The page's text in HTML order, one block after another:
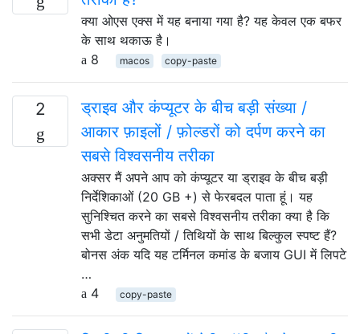
क्या ओएस एक्स में यह बनाया गया है? यह केवल एक बफर
के साथ थकाऊ है।
8
macos copy-paste
2
ड्राइव और कंप्यूटर के बीच बड़ी संख्या /
आकार फ़ाइलों / फ़ोल्डरों को दर्पण करने का
सबसे विश्वसनीय तरीका
अक्सर मैं अपने आप को कंप्यूटर या ड्राइव के बीच बड़ी
निर्देशिकाओं (20 GB +) से फेरबदल पाता हूं। यह
सुनिश्चित करने का सबसे विश्वसनीय तरीका क्या है कि
सभी डेटा अनुमतियों / तिथियों के साथ बिल्कुल स्पष्ट हैं?
बोनस अंक यदि यह टर्मिनल कमांड के बजाय GUI में लिपटे
…
4
copy-paste